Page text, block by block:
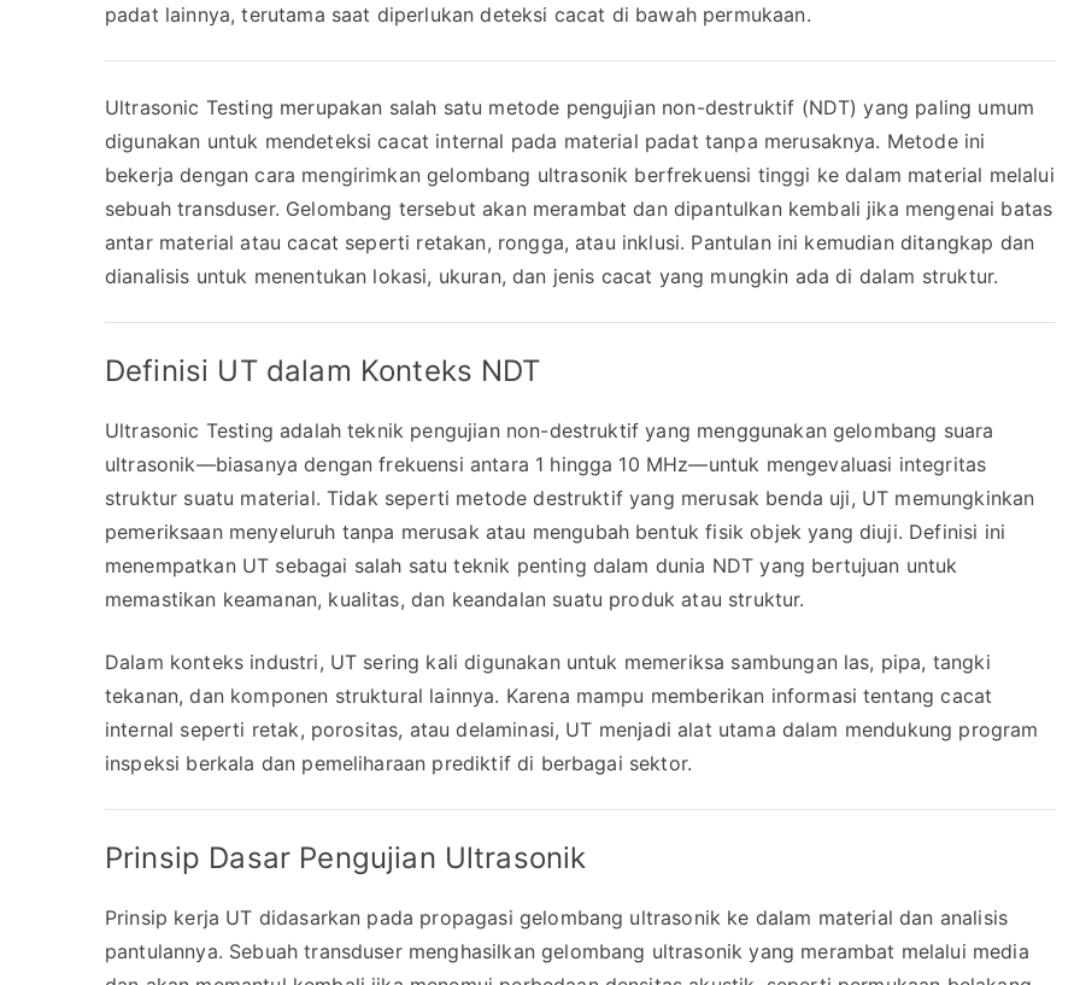
padat lainnya, terutama saat diperlukan deteksi cacat di bawah permukaan.
Ultrasonic Testing merupakan salah satu metode pengujian non-destruktif (NDT) yang paling umum
digunakan untuk mendeteksi cacat internal pada material padat tanpa merusaknya. Metode ini
bekerja dengan cara mengirimkan gelombang ultrasonik berfrekuensi tinggi ke dalam material melalui
sebuah transduser. Gelombang tersebut akan merambat dan dipantulkan kembali jika mengenai batas
antar material atau cacat seperti retakan, rongga, atau inklusi. Pantulan ini kemudian ditangkap dan
dianalisis untuk menentukan lokasi, ukuran, dan jenis cacat yang mungkin ada di dalam struktur.
Definisi UT dalam Konteks NDT
Ultrasonic Testing adalah teknik pengujian non-destruktif yang menggunakan gelombang suara
ultrasonik—biasanya dengan frekuensi antara 1 hingga 10 MHz—untuk mengevaluasi integritas
struktur suatu material. Tidak seperti metode destruktif yang merusak benda uji, UT memungkinkan
pemeriksaan menyeluruh tanpa merusak atau mengubah bentuk fisik objek yang diuji. Definisi ini
menempatkan UT sebagai salah satu teknik penting dalam dunia NDT yang bertujuan untuk
memastikan keamanan, kualitas, dan keandalan suatu produk atau struktur.
Dalam konteks industri, UT sering kali digunakan untuk memeriksa sambungan las, pipa, tangki
tekanan, dan komponen struktural lainnya. Karena mampu memberikan informasi tentang cacat
internal seperti retak, porositas, atau delaminasi, UT menjadi alat utama dalam mendukung program
inspeksi berkala dan pemeliharaan prediktif di berbagai sektor.
Prinsip Dasar Pengujian Ultrasonik
Prinsip kerja UT didasarkan pada propagasi gelombang ultrasonik ke dalam material dan analisis
pantulannya. Sebuah transduser menghasilkan gelombang ultrasonik yang merambat melalui media